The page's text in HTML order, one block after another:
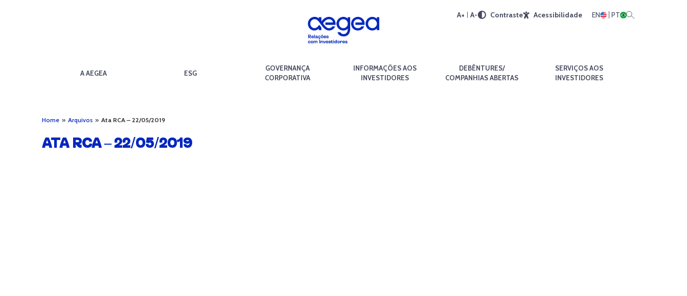
A+ A- Contraste Acessibilidade EN PT
A AEGEA ESG
GOVERNANÇA
CORPORATIVA
INFORMAÇÕES AOS
INVESTIDORES
DEBÊNTURES/
COMPANHIAS ABERTAS
SERVIÇOS AOS
INVESTIDORES
Home » Arquivos » Ata RCA – 22/05/2019
ATA RCA – 22/05/2019